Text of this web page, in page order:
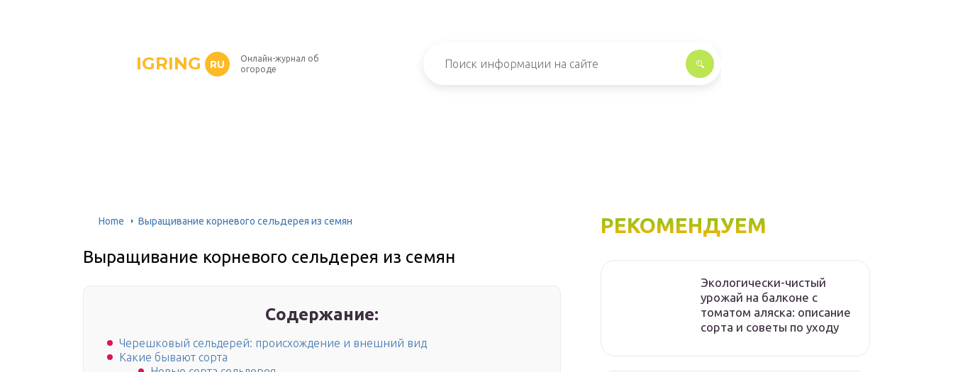
IGRING RU
Онлайн-журнал об
огороде
Home Выращивание корневого сельдерея из семян
Выращивание корневого сельдерея из семян
Содержание:
Черешковый сельдерей: происхождение и внешний вид
Какие бывают сорта
РЕКОМЕНДУЕМ
Экологически-чистый
урожай на балконе с
томатом аляска: описание
сорта и советы по уходу